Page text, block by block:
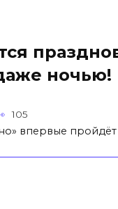
ночью!
105
впервые